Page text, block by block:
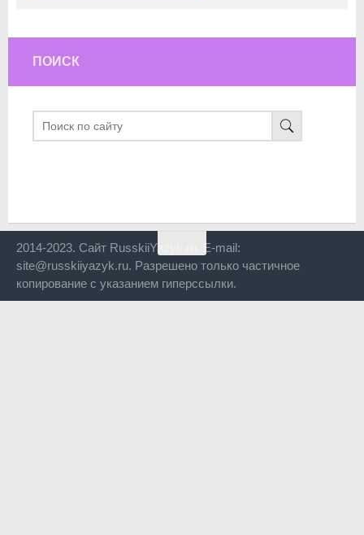
ПОИСК
2014-2023. Сайт RusskiiYazyk.ru. E-mail:
site@russkiiyazyk.ru. Разрешено только частичное
копирование с указанием гиперссылки.